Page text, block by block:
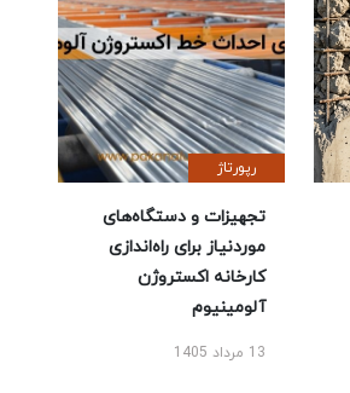
رپورتاژ
تجهیزات و دستگاه‌های
موردنیاز برای راه‌اندازی
کارخانه اکستروژن
آلومینیوم
13 مرداد 1405